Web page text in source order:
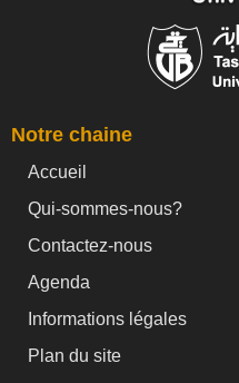
Notre chaine
Accueil
Qui-sommes-nous?
Contactez-nous
Agenda
Informations légales
Plan du site